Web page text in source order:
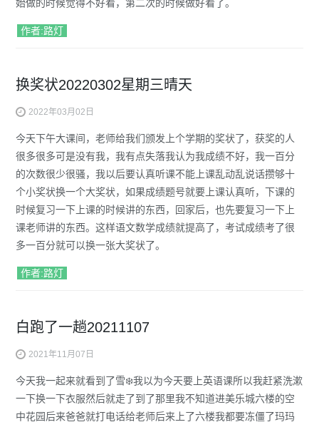
始做的时候觉得不好看，第二次的时候做好看了。
作者:路灯
换奖状20220302星期三晴天
2022年03月02日
今天下午大课间，老师给我们颁发上个学期的奖状了，获奖的人
很多很多可是没有我，我有点失落我认为我成绩不好，我一百分
的次数很少很骚，我以后要认真听课不能上课乱动乱说话攒够十
个小奖状换一个大奖状，如果成绩题号就要上课认真听，下课的
时候复习一下上课的时候讲的东西，回家后，也先要复习一下上
课老师讲的东西。这样语文数学成绩就提高了，考试成绩考了很
多一百分就可以换一张大奖状了。
作者:路灯
白跑了一趟20211107
2021年11月07日
今天我一起来就看到了雪❄️我以为今天要上英语课所以我赶紧洗漱
一下换一下衣服然后就走了到了那里我不知道进美乐城六楼的空
中花园后来爸爸就打电话给老师后来上了六楼我都要冻僵了玛玛